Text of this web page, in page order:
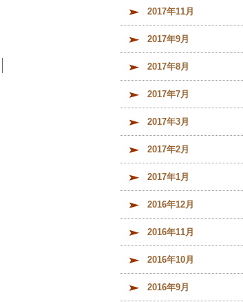
2017年11月
2017年9月
2017年8月
2017年7月
2017年3月
2017年2月
2017年1月
2016年12月
2016年11月
2016年10月
2016年9月